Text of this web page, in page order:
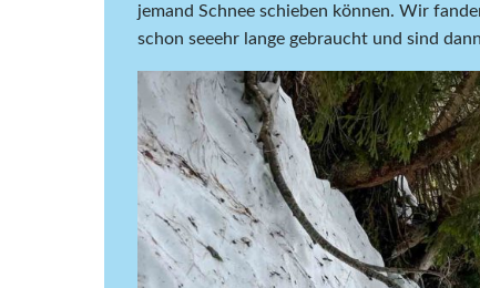
jemand Schnee schieben können. Wir
schon seeehr lange gebraucht und sind